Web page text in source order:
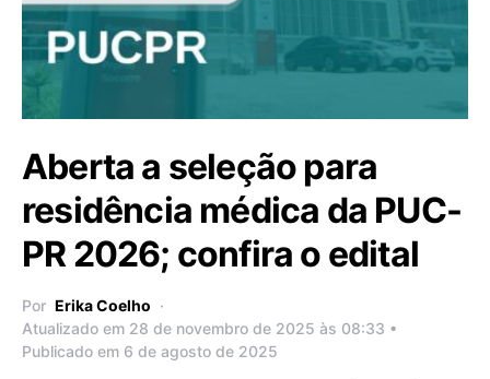
Aberta a seleção para
residência médica da PUC-
PR 2026; confira o edital
Por Erika Coelho
Atualizado em 28 de novembro de 2025 às 08:33 •
Publicado em 6 de agosto de 2025